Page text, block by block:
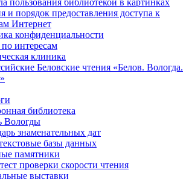
пользования библиотекой в картинках
и порядок предоставления доступа к
Интернет
конфиденциальности
интересам
клиника
Беловские чтения «Белов. Вологда.
библиотека
Вологды
знаменательных дат
базы данных
памятники
проверки скорости чтения
выставки